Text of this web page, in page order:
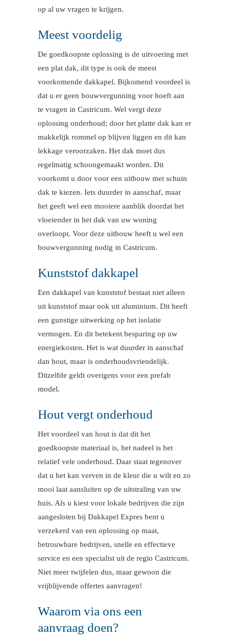
op al uw vragen te krijgen.
Meest voordelig
De goedkoopste oplossing is de uitvoering met
een plat dak, dit type is ook de meest
voorkomende dakkapel. Bijkomend voordeel is
dat u er geen bouwvergunning voor hoeft aan
te vragen in Castricum. Wel vergt deze
oplossing onderhoud; door het platte dak kan er
makkelijk rommel op blijven liggen en dit kan
lekkage veroorzaken. Het dak moet dus
regelmatig schoongemaakt worden. Dit
voorkomt u door voor een uitbouw met schuin
dak te kiezen. Iets duurder in aanschaf, maar
het geeft wel een mooiere aanblik doordat het
vloeiender in het dak van uw woning
overloopt. Voor deze uitbouw heeft u wel een
bouwvergunning nodig in Castricum.
Kunststof dakkapel
Een dakkapel van kunststof bestaat niet alleen
uit kunststof maar ook uit aluminium. Dit heeft
een gunstige uitwerking op het isolatie
vermogen. En dit betekent besparing op uw
energiekosten. Het is wat duurder in aanschaf
dan hout, maar is onderhoudsvriendelijk.
Ditzelfde geldt overigens voor een prefab
model.
Hout vergt onderhoud
Het voordeel van hout is dat dit het
goedkoopste materiaal is, het nadeel is het
relatief vele onderhoud. Daar staat tegenover
dat u het kan verven in de kleur die u wilt en zo
mooi laat aansluiten op de uitstraling van uw
huis. Als u kiest voor lokale bedrijven die zijn
aangesloten bij Dakkapel Expres bent u
verzekerd van een oplossing op maat,
betrouwbare bedrijven, snelle en effectieve
service en een specialist uit de regio Castricum.
Niet meer twijfelen dus, maar gewoon die
vrijblijvende offertes aanvragen!
Waarom via ons een
aanvraag doen?